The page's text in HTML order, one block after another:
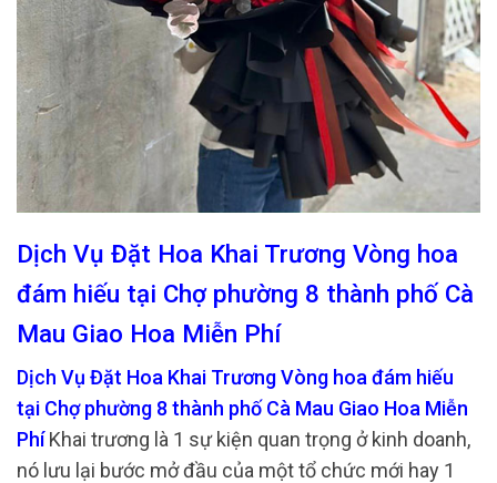
Dịch Vụ Đặt Hoa Khai Trương Vòng hoa
đám hiếu tại Chợ phường 8 thành phố Cà
Mau Giao Hoa Miễn Phí
Dịch Vụ Đặt Hoa Khai Trương Vòng hoa đám hiếu
tại Chợ phường 8 thành phố Cà Mau Giao Hoa Miễn
PhíKhai trương là 1 sự kiện quan trọng ở kinh doanh,
nó lưu lại bước mở đầu của một tổ chức mới hay 1